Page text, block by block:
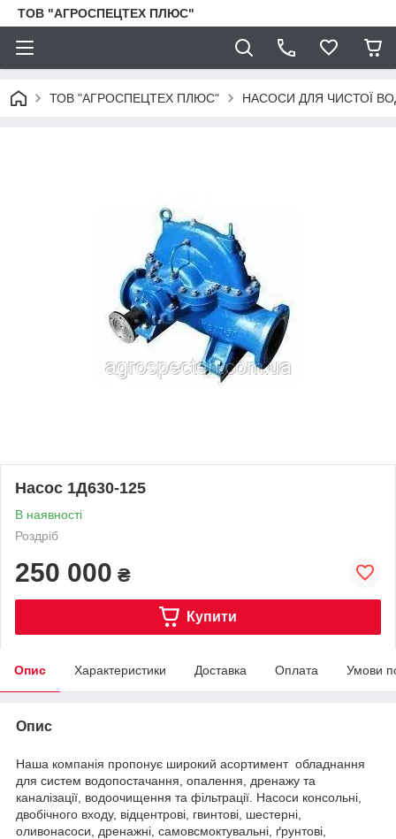
ТОВ "АГРОСПЕЦТЕХ ПЛЮС"
ТОВ "АГРОСПЕЦТЕХ ПЛЮС" НАСОСИ ДЛЯ ЧИСТОЇ
Насос 1Д630-125
В наявності
Роздріб
250 000 ₴
Купити
Опис Характеристики Доставка Оплата Умови
Опис
Наша компанія пропонує широкий асортимент обладнання
для систем водопостачання, опалення, дренажу та
каналізації, водоочищення та фільтрації. Насоси консольні,
двобічного входу, відцентрові, гвинтові, шестерні,
оливонасоси, дренажні, самовсмоктувальні, ґрунтові,